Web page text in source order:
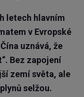
letech hlavním
v Evropské
uznává, že
Bez zapojení
zemí světa, ale
selžou.